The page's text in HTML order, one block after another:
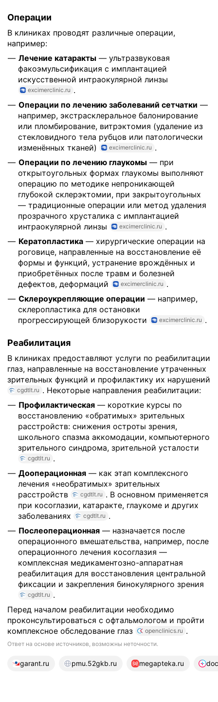
Операции
В клиниках проводят различные операции,
например:
Лечение катаракты — ультразвуковая
факоэмульсификация с имплантацией
искусственной интраокулярной линзы
excimerclinic.ru .
Операции по лечению заболеваний сетчатки —
например, экстрасклеральное балонирование
или пломбирование, витрэктомия (удаление из
стекловидного тела рубцов или патологически
изменённых тканей)
excimerclinic.ru .
Операции по лечению глаукомы — при
открытоугольных формах глаукомы выполняют
операцию по методике непроникающей
глубокой склерэктомии, при закрытоугольных
— традиционные операции или метод удаления
прозрачного хрусталика с имплантацией
интраокулярной линзы
excimerclinic.ru .
Кератопластика — хирургические операции на
роговице, направленные на восстановление её
формы и функций, устранение врождённых и
приобретённых после травм и болезней
дефектов, деформаций
excimerclinic.ru .
Склероукрепляющие операции — например,
склеропластика для остановки
прогрессирующей близорукости
excimerclinic.ru .
Реабилитация
В клиниках предоставляют услуги по реабилитации
глаз, направленные на восстановление утраченных
зрительных функций и профилактику их нарушений
cgdtlt.ru . Некоторые направления реабилитации:
Профилактическая — короткие курсы по
восстановлению «обратимых» зрительных
расстройств: снижения остроты зрения,
школьного спазма аккомодации, компьютерного
зрительного синдрома, зрительной усталости
cgdtlt.ru .
Дооперационная — как этап комплексного
лечения «необратимых» зрительных
расстройств
cgdtlt.ru . В основном применяется
при косоглазии, катаракте, глаукоме и других
заболеваниях
cgdtlt.ru .
Послеоперационная — назначается после
операционного вмешательства, например, после
операционного лечения косоглазия —
комплексная медикаментозно-аппаратная
реабилитация для восстановления центральной
фиксации и закрепления бинокулярного зрения
cgdtlt.ru .
Перед началом реабилитации необходимо
проконсультироваться с офтальмологом и пройти
комплексное обследование глаз
openclinics.ru .
Ответ на основе источников, возможны неточности.
23 источника
garant.ru pmu.52gkb.ru megapteka.ru